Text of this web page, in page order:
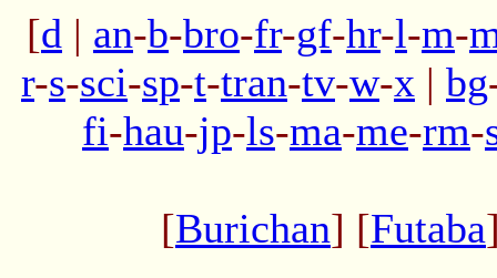
[d | an-b-bro-fr-gf-hr-l-m-
r-s-sci-sp-t-tran-tv-w-x | bg
fi-hau-jp-ls-ma-me-rm-
[Burichan] [Futaba